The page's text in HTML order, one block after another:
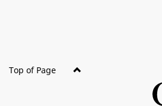
Top of Page